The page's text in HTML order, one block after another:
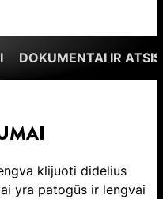
DOKUMENTAI IR
klijuoti didelius
yra patogūs ir lengvai